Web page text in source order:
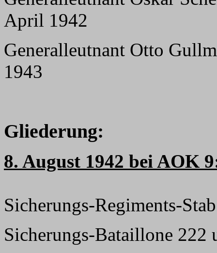
April 1942
Generalleutnant Otto
1943
Gliederung:
8. August 1942 bei AOK
Sicherungs-Regiments-
Sicherungs-Bataillone 222